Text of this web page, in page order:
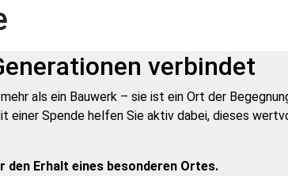
verbindet
als ein Bauwerk – sie ist ein Ort der
einer Spende helfen Sie aktiv dabei, dieses
Erhalt eines besonderen Ortes.